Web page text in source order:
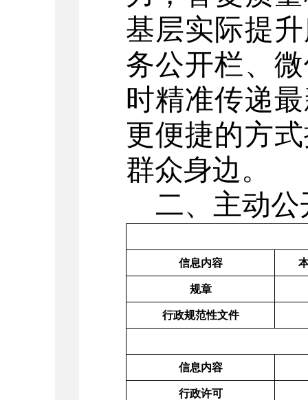
基层实际提
务公开栏、
时精准传递
更便捷的方
群众身边。
二、主动
信息内容
规章
行政规范性文件
信息内容
行政许可